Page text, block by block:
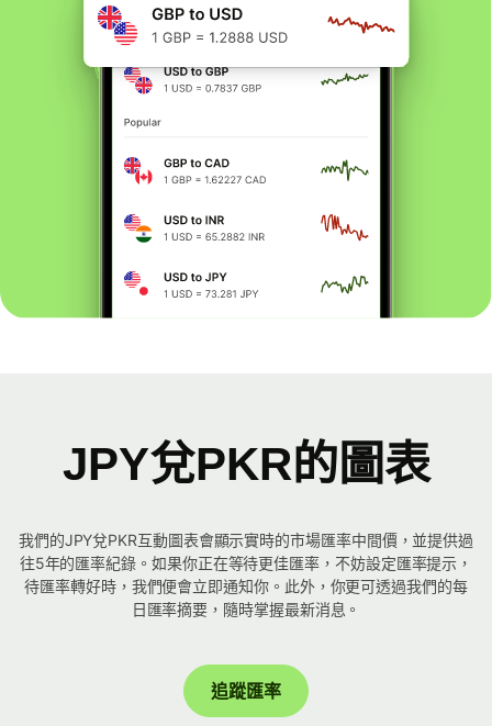
JPY兌PKR的圖表
我們的JPY兌PKR互動圖表會顯示實時的市場匯率中間價，並提供過
往5年的匯率紀錄。如果你正在等待更佳匯率，不妨設定匯率提示，
待匯率轉好時，我們便會立即通知你。此外，你更可透過我們的每
日匯率摘要，隨時掌握最新消息。
追蹤匯率